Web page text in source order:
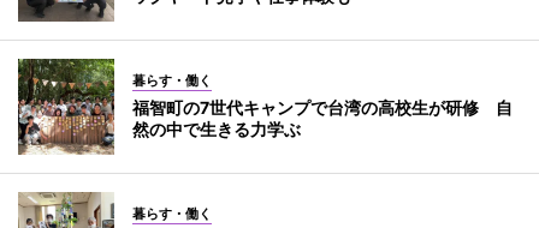
暮らす・働く
福智町の7世代キャンプで台湾の高校生が研修 自
然の中で生きる力学ぶ
暮らす・働く